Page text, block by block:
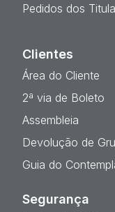
Pedidos dos
Clientes
Área do Cliente
2ª via de Boleto
Assembleia
Devolução de
Guia do
Segurança